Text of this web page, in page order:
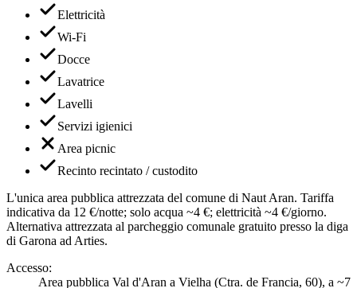
Elettricità
Wi-Fi
Docce
Lavatrice
Lavelli
Servizi igienici
Area picnic
Recinto recintato / custodito
L'unica area pubblica attrezzata del comune di Naut Aran. Tariffa
indicativa da 12 €/notte; solo acqua ~4 €; elettricità ~4 €/giorno.
Alternativa attrezzata al parcheggio comunale gratuito presso la diga
di Garona ad Arties.
Accesso:
Area pubblica Val d'Aran a Vielha (Ctra. de Francia, 60), a ~7